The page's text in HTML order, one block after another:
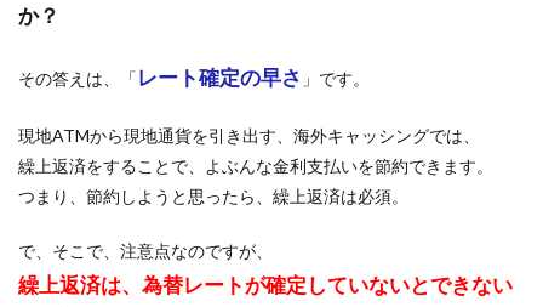
か？
その答えは、「レート確定の早さ 」です。
現地ATMから現地通貨を引き出す、海外キャッシングでは、
繰上返済をすることで、よぶんな金利支払いを節約できます。
つまり、節約しようと思ったら、繰上返済は必須。
で、そこで、注意点なのですが、
繰上返済は、為替レートが確定していないとできない